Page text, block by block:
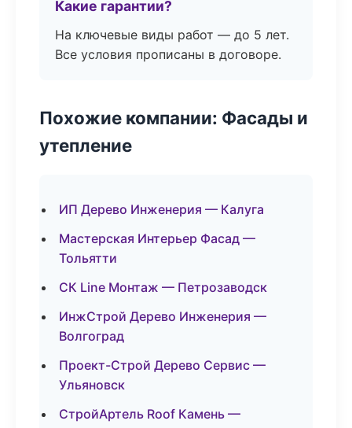
Какие гарантии?
На ключевые виды работ — до 5 лет.
Все условия прописаны в договоре.
Похожие компании: Фасады и
утепление
ИП Дерево Инженерия — Калуга
Мастерская Интерьер Фасад —
Тольятти
СК Line Монтаж — Петрозаводск
ИнжСтрой Дерево Инженерия —
Волгоград
Проект-Строй Дерево Сервис —
Ульяновск
СтройАртель Roof Камень —